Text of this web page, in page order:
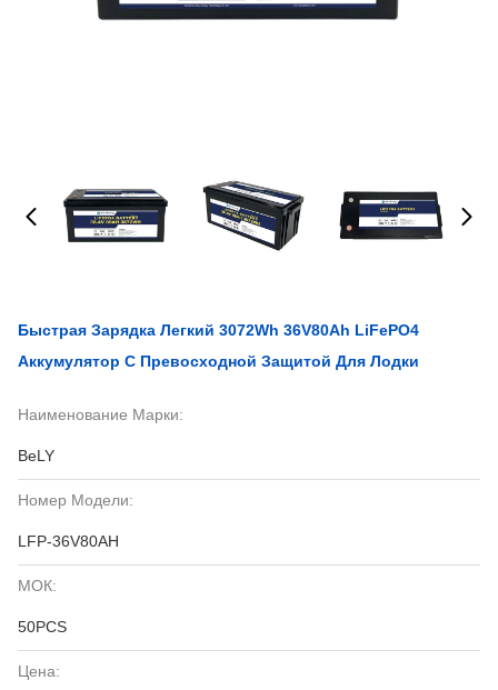
Быстрая Зарядка Легкий 3072Wh 36V80Ah LiFePO4
Аккумулятор С Превосходной Защитой Для Лодки
Наименование Марки:
BeLY
Номер Модели:
LFP-36V80AH
МОК:
50PCS
Цена: